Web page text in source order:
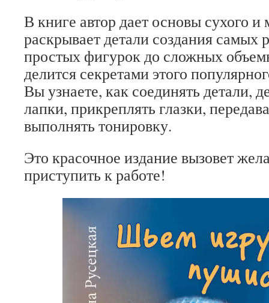
В книге автор дает основы сухого и
раскрывает детали создания
простых фигурок до сложных
делится секретами этого
Вы узнаете, как соединять детали,
лапки, прикреплять глазки,
выполнять тонировку.
Это красочное издание вызовет
приступить к работе!